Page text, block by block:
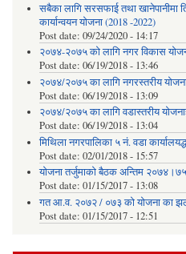
सबैका लागि सरसफाई तथा खानेपानीमा
कार्यान्वयन योजना (2018 -2022)
Post date: 09/24/2020 - 14:17
२०७४-२०७५ को लागि नगर विकास
Post date: 06/19/2018 - 13:46
२०७४/२०७५ का लागि नगरस्तरीय
Post date: 06/19/2018 - 13:09
२०७४/२०७५ का लागि वडास्तरीय
Post date: 06/19/2018 - 13:04
मिथिला नगरपालिका ५ नं. वडा
Post date: 02/01/2018 - 15:57
याेजना तर्जुमाकाे बैठक अन्तिम
Post date: 01/15/2017 - 13:08
गत आ.व. २०७२ / ०७३ को योजना का
Post date: 01/15/2017 - 12:51